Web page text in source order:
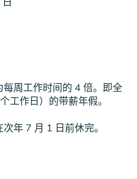
每周工作时间的 4 倍。即全
工作日）的带薪年假。
年 7 月 1 日前休完。